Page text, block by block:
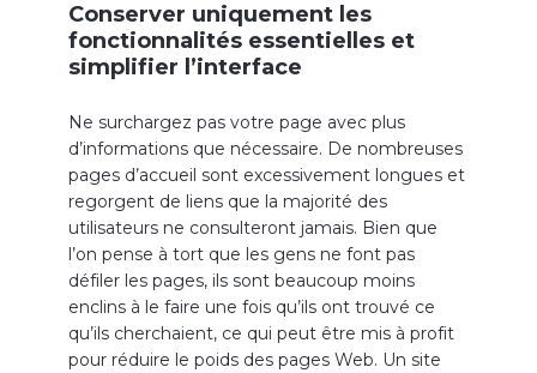
Conserver uniquement les
fonctionnalités essentielles et
simplifier l’interface
Ne surchargez pas votre page avec plus
d’informations que nécessaire. De nombreuses
pages d’accueil sont excessivement longues et
regorgent de liens que la majorité des
utilisateurs ne consulteront jamais. Bien que
l’on pense à tort que les gens ne font pas
défiler les pages, ils sont beaucoup moins
enclins à le faire une fois qu’ils ont trouvé ce
qu’ils cherchaient, ce qui peut être mis à profit
pour réduire le poids des pages Web. Un site